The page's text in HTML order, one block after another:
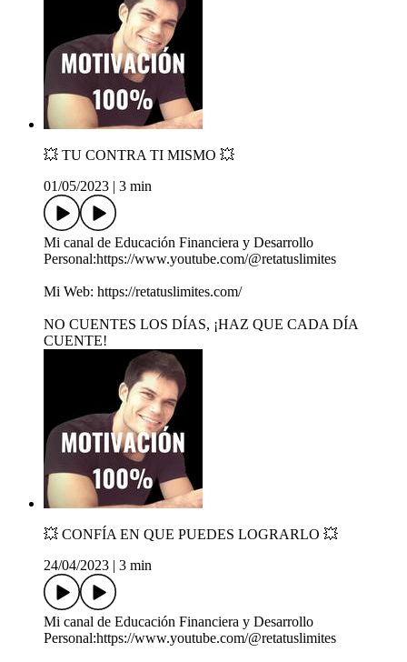
💥 TU CONTRA TI MISMO 💥
01/05/2023
3 min
Mi canal de Educación Financiera y Desarrollo
Personal:https://www.youtube.com/@retatuslimites
Mi Web: https://retatuslimites.com/
NO CUENTES LOS DÍAS, ¡HAZ QUE CADA DÍA
CUENTE!
💥 CONFÍA EN QUE PUEDES LOGRARLO 💥
24/04/2023
3 min
Mi canal de Educación Financiera y Desarrollo
Personal:https://www.youtube.com/@retatuslimites